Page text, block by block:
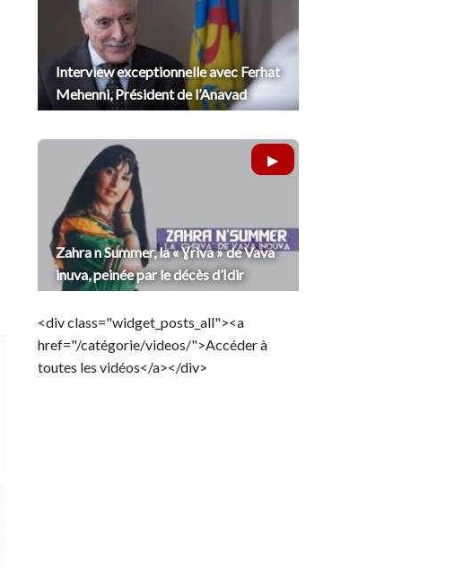
Interview exceptionnelle avec Ferhat
Mehenni, Président de l’Anavad
Zahra n Summer, la « Ɣriva » de Vava
inuva, peinée par le décès d’Idir
<div class="widget_posts_all"><a
href="/catégorie/videos/">Accéder à
toutes les vidéos</a></div>